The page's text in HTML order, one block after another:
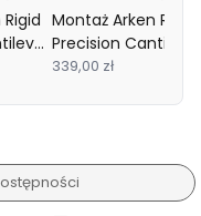
Montaż Arken Rigid
Precision
30 mm 20 MOA
339,00 zł